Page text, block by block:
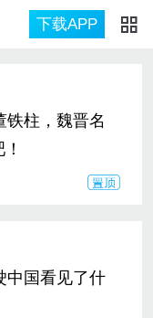
下载APP
铁柱，魏晋名
中国看见了什